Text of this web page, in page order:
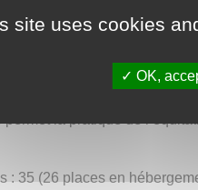
épanouir en fonction de
aussi des activités
de participer à la vie
locales…).
d’un grand domaine
permet la pratique de
: 35 (26 places en
site uses cookies
OK,